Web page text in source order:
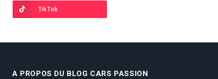
TikTok
A PROPOS DU BLOG CARS PASSION